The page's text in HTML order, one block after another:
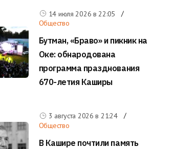
14 июля 2026 в 22:05
Общество
Бутман, «Браво» и пикник на
Оке: обнародована
программа празднования
670-летия Каширы
3 августа 2026 в 21:24
Общество
В Кашире почтили память